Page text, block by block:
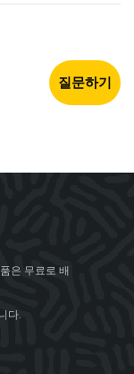
질문하기
은 무료로 배
다.